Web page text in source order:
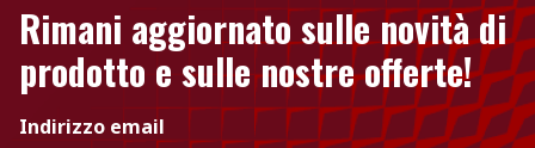
Rimani aggiornato sulle novità di
prodotto e sulle nostre offerte!
Indirizzo email